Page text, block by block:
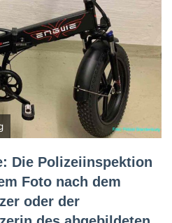
Die Polizeiinspektion
Foto nach dem
oder der